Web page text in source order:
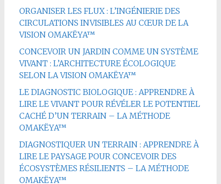
ORGANISER LES FLUX : L’INGÉNIERIE DES
CIRCULATIONS INVISIBLES AU CŒUR DE LA
VISION OMAKËYA™
CONCEVOIR UN JARDIN COMME UN SYSTÈME
VIVANT : L’ARCHITECTURE ÉCOLOGIQUE
SELON LA VISION OMAKËYA™
LE DIAGNOSTIC BIOLOGIQUE : APPRENDRE À
LIRE LE VIVANT POUR RÉVÉLER LE POTENTIEL
CACHÉ D’UN TERRAIN – LA MÉTHODE
OMAKËYA™
DIAGNOSTIQUER UN TERRAIN : APPRENDRE À
LIRE LE PAYSAGE POUR CONCEVOIR DES
ÉCOSYSTÈMES RÉSILIENTS – LA MÉTHODE
OMAKËYA™